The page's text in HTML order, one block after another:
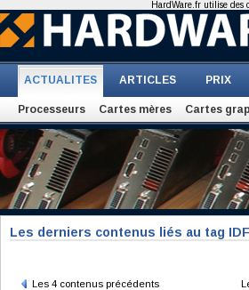
ACTUALITES ARTICLES PRIX
Processeurs Cartes mères Cartes
Les derniers contenus liés au tag
Les 4 contenus précédents
HardWare.fr utilise des